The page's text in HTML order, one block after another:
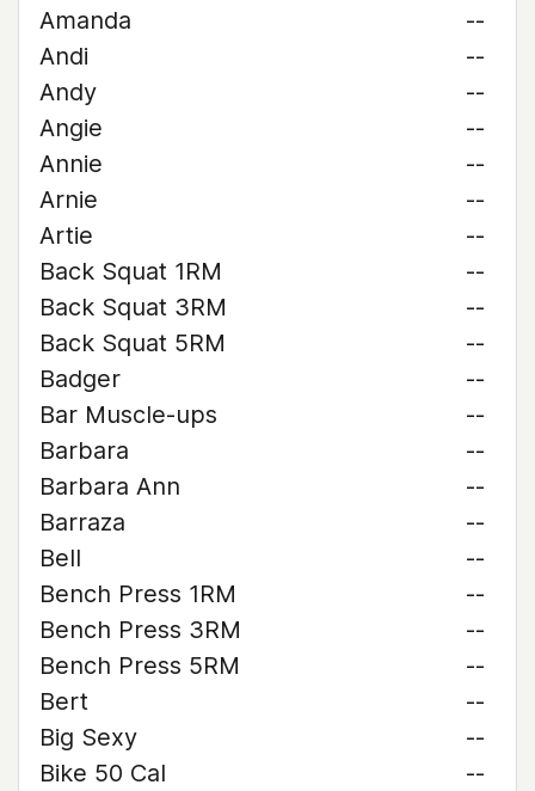
Amanda
--
Andi
--
Andy
--
Angie
--
Annie
--
Arnie
--
Artie
--
Back Squat 1RM
--
Back Squat 3RM
--
Back Squat 5RM
--
Badger
--
Bar Muscle-ups
--
Barbara
--
Barbara Ann
--
Barraza
--
Bell
--
Bench Press 1RM
--
Bench Press 3RM
--
Bench Press 5RM
--
Bert
--
Big Sexy
--
Bike 50 Cal
--